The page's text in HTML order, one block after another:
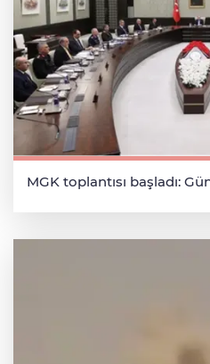
MGK toplantısı başladı: